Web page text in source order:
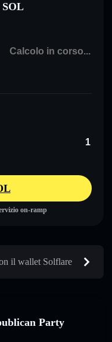
SOL
on-ramp
il wallet Solflare
Party